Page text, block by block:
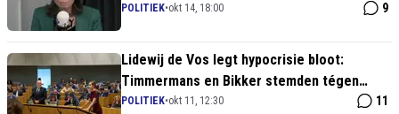
hoofd van kabinetsval”
POLITIEK•okt 14, 18:00 9
Lidewij de Vos legt hypocrisie bloot:
Timmermans en Bikker stemden tégen
motie die ze nu zelf bepleiten
POLITIEK•okt 11, 12:30 11